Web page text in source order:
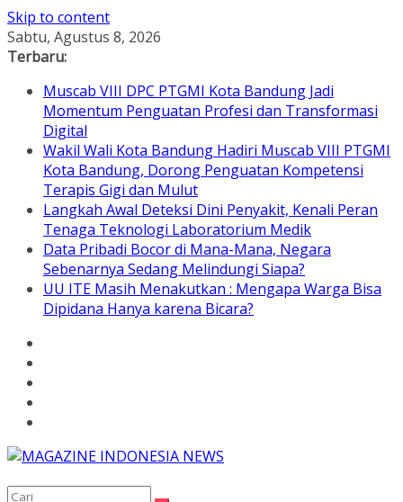
Skip to content
Sabtu, Agustus 8, 2026
Terbaru:
Muscab VIII DPC PTGMI Kota Bandung Jadi
Momentum Penguatan Profesi dan Transformasi
Digital
Wakil Wali Kota Bandung Hadiri Muscab VIII PTGMI
Kota Bandung, Dorong Penguatan Kompetensi
Terapis Gigi dan Mulut
Langkah Awal Deteksi Dini Penyakit, Kenali Peran
Tenaga Teknologi Laboratorium Medik
Data Pribadi Bocor di Mana-Mana, Negara
Sebenarnya Sedang Melindungi Siapa?
UU ITE Masih Menakutkan : Mengapa Warga Bisa
Dipidana Hanya karena Bicara?